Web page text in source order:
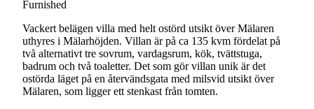
Furnished
Vackert belägen villa med helt ostörd utsikt över Mälaren
uthyres i Mälarhöjden. Villan är på ca 135 kvm fördelat på
två alternativt tre sovrum, vardagsrum, kök, tvättstuga,
badrum och två toaletter. Det som gör villan unik är det
ostörda läget på en återvändsgata med milsvid utsikt över
Mälaren, som ligger ett stenkast från tomten.